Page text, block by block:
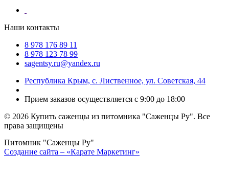
Наши контакты
8 978 176 89 11
8 978 123 78 99
sagentsy.ru@yandex.ru
Республика Крым, с. Лиственное, ул. Советская, 44
Прием заказов осуществляется с 9:00 до 18:00
© 2026 Купить саженцы из питомника "Саженцы Ру". Все
права защищены
Питомник "Саженцы Ру"
Создание сайта – «Карате Маркетинг»